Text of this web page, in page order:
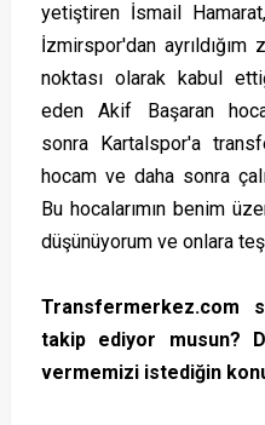
yetiştiren İsmail
İzmirspor'dan ayrıldığım
noktası olarak kabul
eden Akif Başaran
sonra Kartalspor'a
hocam ve daha sonra
Bu hocalarımın benim
düşünüyorum ve onlara
Transfermerkez.com
takip ediyor musun?
vermemizi istediğin